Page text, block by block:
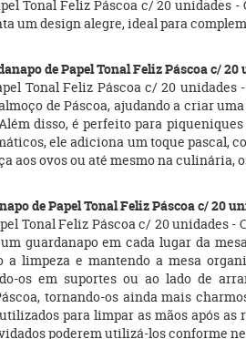
Tonal Feliz Páscoa c/ 20
um design alegre, ideal para
de Papel Tonal Feliz Páscoa c/
Tonal Feliz Páscoa c/ 20
de Páscoa, ajudando a criar
disso, é perfeito para
ele adiciona um toque pascal,
aos ovos ou até mesmo na culinária,
de Papel Tonal Feliz Páscoa c/ 20
Tonal Feliz Páscoa c/ 20 unidades
guardanapo em cada lugar da
a limpeza e mantendo a mesa
os em suportes ou ao lado de
tornando-os ainda mais
para limpar as mãos após
poderem utilizá-los conforme